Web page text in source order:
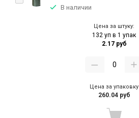
В наличии
Цена за штуку:
132 уп в 1 упак
2.17 руб
Цена за упаковку
260.04 руб